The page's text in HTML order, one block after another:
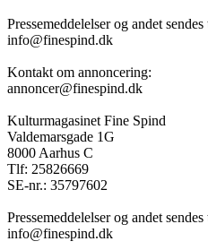
Pressemeddelelser og andet sendes
info@finespind.dk
Kontakt om annoncering:
annoncer@finespind.dk
Kulturmagasinet Fine Spind
Valdemarsgade 1G
8000 Aarhus C
Tlf: 25826669
SE-nr.: 35797602
Pressemeddelelser og andet sendes
info@finespind.dk